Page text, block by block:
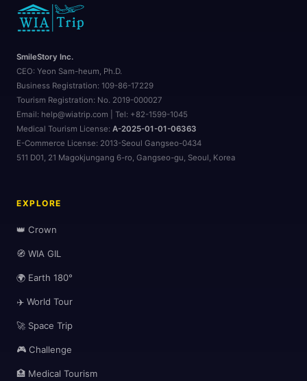
SmileStory Inc.
CEO: Yeon Sam-heum, Ph.D.
Business Registration: 109-86-17229
Tourism Registration: No. 2019-000027
Email: help@wiatrip.com | Tel: +82-1599-1045
Medical Tourism License: A-2025-01-01-06363
E-Commerce License: 2013-Seoul Gangseo-0434
511 D01, 21 Magokjungang 6-ro, Gangseo-gu, Seoul, Korea
EXPLORE
👑 Crown
🧭 WIA GIL
🌍 Earth 180°
✈️ World Tour
🚀 Space Trip
🎮 Challenge
🏥 Medical Tourism